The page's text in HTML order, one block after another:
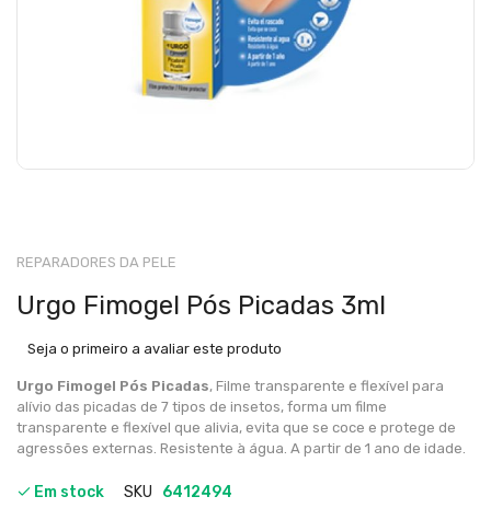
REPARADORES DA PELE
Urgo Fimogel Pós Picadas 3ml
Seja o primeiro a avaliar este produto
Urgo Fimogel Pós Picadas, Filme transparente e flexível para
alívio das picadas de 7 tipos de insetos, forma um filme
transparente e flexível que alivia, evita que se coce e protege de
agressões externas. Resistente à água. A partir de 1 ano de idade.
Em stock SKU 6412494